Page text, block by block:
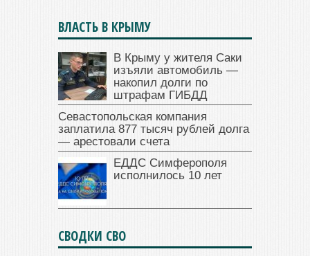
ВЛАСТЬ В КРЫМУ
В Крыму у жителя Саки
изъяли автомобиль —
накопил долги по
штрафам ГИБДД
Севастопольская компания
заплатила 877 тысяч рублей долга
— арестовали счета
ЕДДС Симферополя
исполнилось 10 лет
СВОДКИ СВО